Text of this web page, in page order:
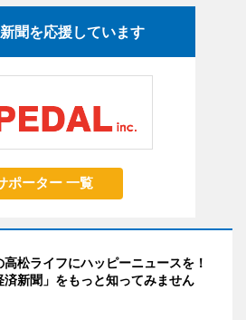
聞を応援しています
ポーター 一覧
高松ライフにハッピーニュースを！
済新聞」をもっと知ってみません